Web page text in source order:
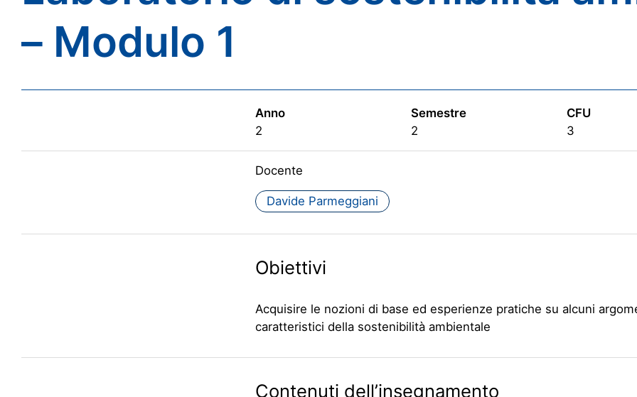
– Modulo 1
Anno
2
Semestre
2
CFU
3
Docente
Davide Parmeggiani
Obiettivi
Acquisire le nozioni di base ed esperienze pratiche su alcuni
caratteristici della sostenibilità ambientale
Contenuti dell’insegnamento